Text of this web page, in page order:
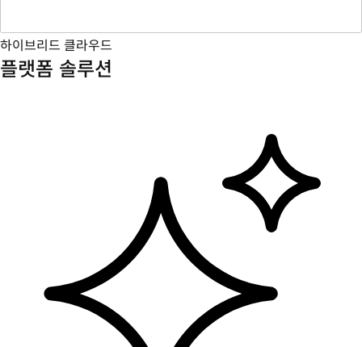
하이브리드 클라우드
플랫폼 솔루션